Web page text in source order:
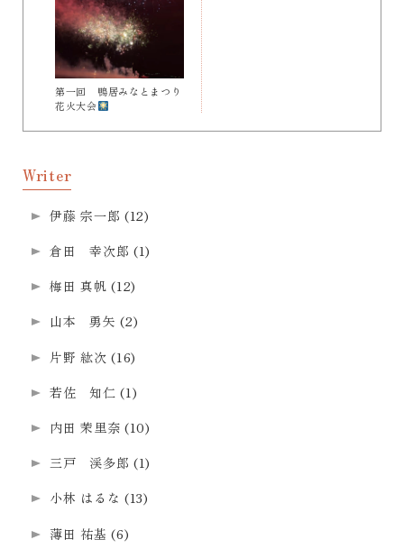
第一回 鴨居みなとまつり
花火大会
Writer
伊藤 宗一郎 (12)
倉田 幸次郎 (1)
梅田 真帆 (12)
山本 勇矢 (2)
片野 紘次 (16)
若佐 知仁 (1)
内田 茉里奈 (10)
三戸 渓多郎 (1)
小林 はるな (13)
薄田 祐基 (6)